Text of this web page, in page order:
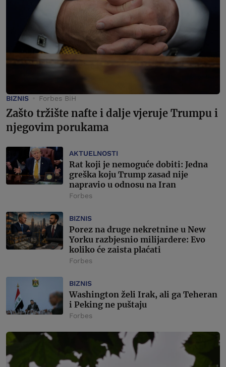
BIZNIS Forbes BiH
Zašto tržište nafte i dalje vjeruje Trumpu i
njegovim porukama
AKTUELNOSTI
Rat koji je nemoguće dobiti: Jedna
greška koju Trump zasad nije
napravio u odnosu na Iran
Forbes
BIZNIS
Porez na druge nekretnine u New
Yorku razbjesnio milijardere: Evo
koliko će zaista plaćati
Forbes
BIZNIS
Washington želi Irak, ali ga Teheran
i Peking ne puštaju
Forbes